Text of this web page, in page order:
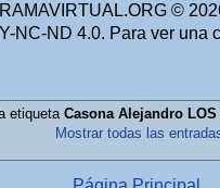
©
NC-ND 4.0. Para ver una
etiquetaCasona Alejandro
Mostrar todas las